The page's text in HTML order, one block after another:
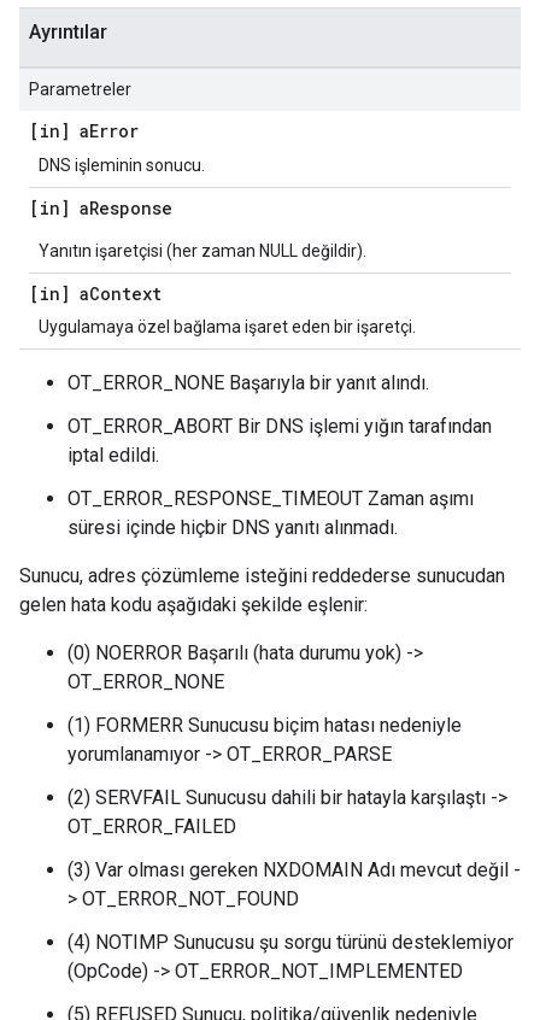
Ayrıntılar
Parametreler
[in] aError
DNS işleminin sonucu.
[in] aResponse
Yanıtın işaretçisi (her zaman NULL değildir).
[in] aContext
Uygulamaya özel bağlama işaret eden bir işaretçi.
OT_ERROR_NONE Başarıyla bir yanıt alındı.
OT_ERROR_ABORT Bir DNS işlemi yığın tarafından
iptal edildi.
OT_ERROR_RESPONSE_TIMEOUT Zaman aşımı
süresi içinde hiçbir DNS yanıtı alınmadı.
Sunucu, adres çözümleme isteğini reddederse sunucudan
gelen hata kodu aşağıdaki şekilde eşlenir:
(0) NOERROR Başarılı (hata durumu yok) ->
OT_ERROR_NONE
(1) FORMERR Sunucusu biçim hatası nedeniyle
yorumlanamıyor -> OT_ERROR_PARSE
(2) SERVFAIL Sunucusu dahili bir hatayla karşılaştı ->
OT_ERROR_FAILED
(3) Var olması gereken NXDOMAIN Adı mevcut değil -
> OT_ERROR_NOT_FOUND
(4) NOTIMP Sunucusu şu sorgu türünü desteklemiyor
(OpCode) -> OT_ERROR_NOT_IMPLEMENTED
(5) REFUSED Sunucu, politika/güvenlik nedeniyle